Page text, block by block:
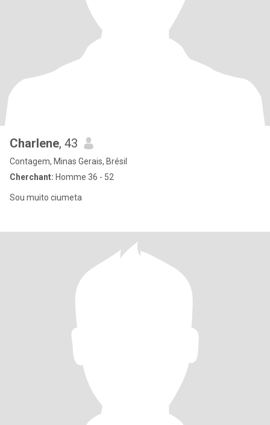
Charlene, 43
Contagem, Minas Gerais, Brésil
Cherchant: Homme 36 - 52
Sou muito ciumeta